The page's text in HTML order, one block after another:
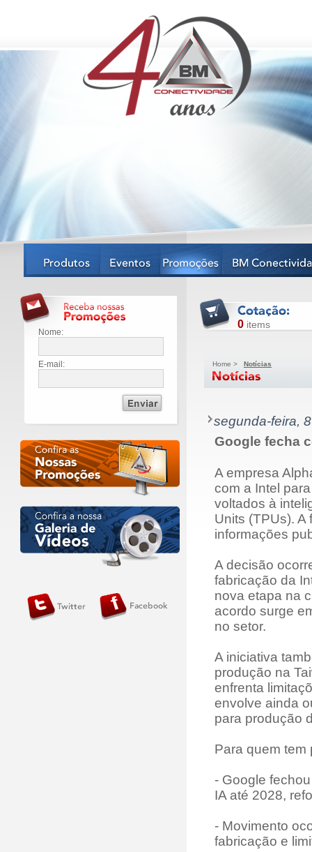
Nome:
E-mail:
0 items
Home > Notícias
segunda-feira,
Google fecha
A empresa
com a Intel
voltados à
Units (TPUs).
informações
A decisão
fabricação da
nova etapa na
acordo surge
no setor.
A iniciativa
produção na
enfrenta
envolve ainda
para produção
Para quem tem
- Google
IA até 2028,
- Movimento
fabricação e